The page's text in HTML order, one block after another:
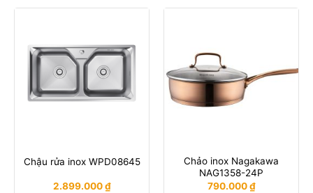
Chậu rửa inox WPD08645
2.899.000₫
Chảo inox Nagakawa
NAG1358-24P
790.000₫